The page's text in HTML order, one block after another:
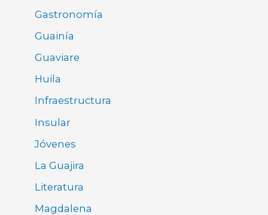
Gastronomía
Guainía
Guaviare
Huila
Infraestructura
Insular
Jóvenes
La Guajira
Literatura
Magdalena